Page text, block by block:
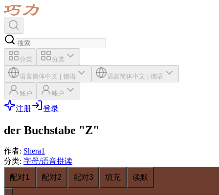
分类 分类
语言简体中文 | 德语 语言简体中文 | 德语
账户 账户
注册 登录
der Buchstabe "Z"
作者: Shera1
分类: 字母/语音拼读
配对1
配对2 配对3 填充 读默